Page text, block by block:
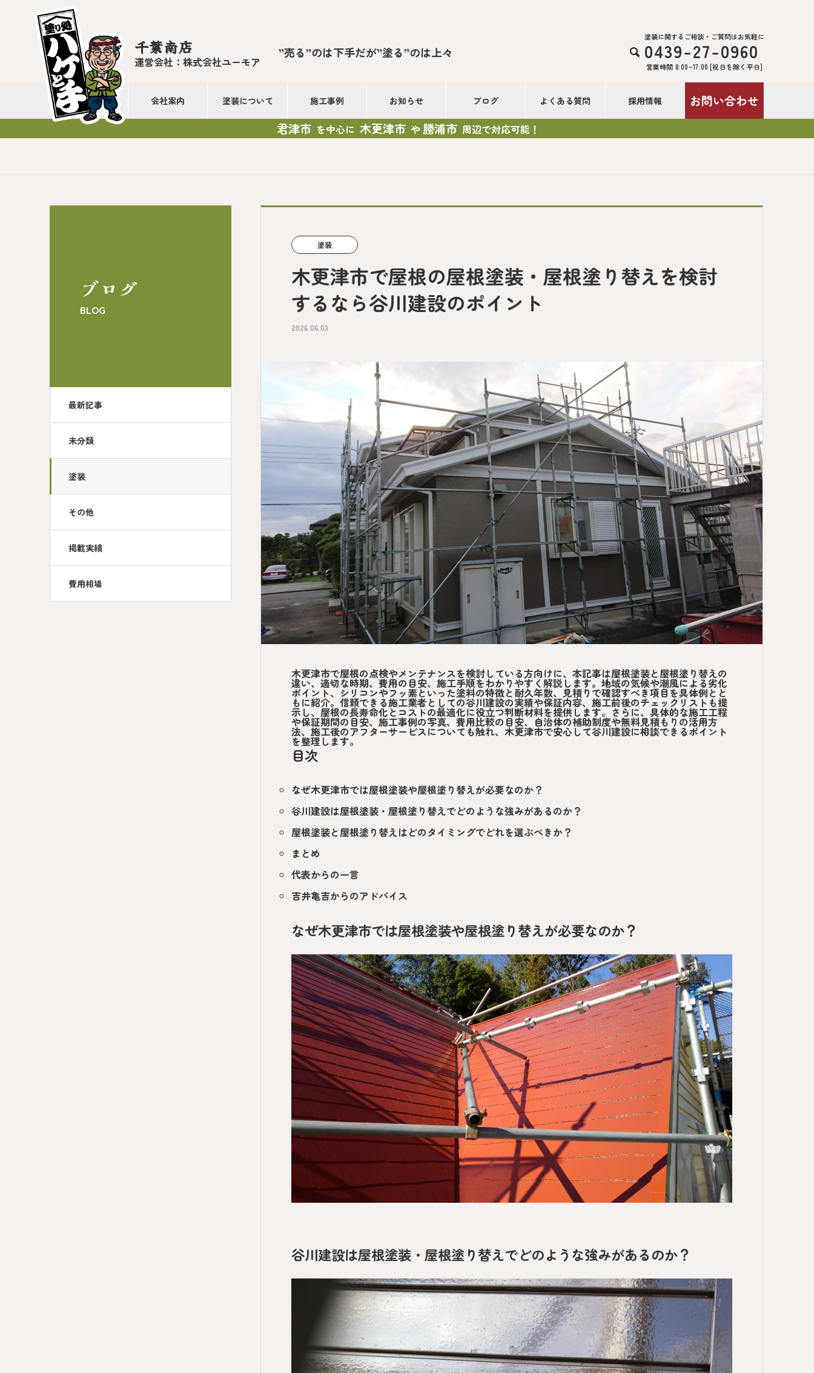
千葉南店
運営会社：株式会社ユーモア
”売る”のは下手だが”塗る”のは上々 
塗装に関するご相談・ご質問はお気軽に
0439-27-0960
営業時間 8:00~17:00 [祝日を除く平日]
会社案内 塗装について 施工事例 お知らせ ブログ よくある質問 採用情報 お問い合わせ
君津市 を中心に 木更津市 や 勝浦市 周辺で対応可能！
ブログ
BLOG
最新記事
未分類
塗装
その他
掲載実績
費用相場
塗装
木更津市で屋根の屋根塗装・屋根塗り替えを検討
するなら谷川建設のポイント
2026.06.03
木更津市で屋根の点検やメンテナンスを検討している方向けに、本記事は屋根塗装と屋根塗り替えの
違い、適切な時期、費用の目安、施工手順をわかりやすく解説します。地域の気候や潮風による劣化
ポイント、シリコンやフッ素といった塗料の特徴と耐久年数、見積りで確認すべき項目を具体例とと
もに紹介。信頼できる施工業者としての谷川建設の実績や保証内容、施工前後のチェックリストも提
示し、屋根の長寿命化とコストの最適化に役立つ判断材料を提供します。さらに、具体的な施工工程
や保証期間の目安、施工事例の写真、費用比較の目安、自治体の補助制度や無料見積もりの活用方
法、施工後のアフターサービスについても触れ、木更津市で安心して谷川建設に相談できるポイント
を整理します。
目次
なぜ木更津市では屋根塗装や屋根塗り替えが必要なのか？
谷川建設は屋根塗装・屋根塗り替えでどのような強みがあるのか？
屋根塗装と屋根塗り替えはどのタイミングでどれを選ぶべきか？
まとめ
代表からの一言
吉井亀吉からのアドバイス
なぜ木更津市では屋根塗装や屋根塗り替えが必要なのか？
谷川建設は屋根塗装・屋根塗り替えでどのような強みがあるのか？